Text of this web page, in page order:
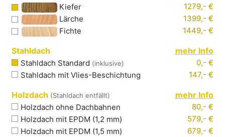
Kiefer
1279,- €
Lärche
1399,- €
Fichte
1449,- €
Stahldach mehr Info
Stahldach Standard (inklusive)
0,- €
Stahldach mit Vlies-Beschichtung 147,- €
Holzdach (Stahldach entfällt) mehr Info
Holzdach ohne Dachbahnen
80,- €
Holzdach mit EPDM (1,2 mm)
579,- €
Holzdach mit EPDM (1,5 mm) 679,- €